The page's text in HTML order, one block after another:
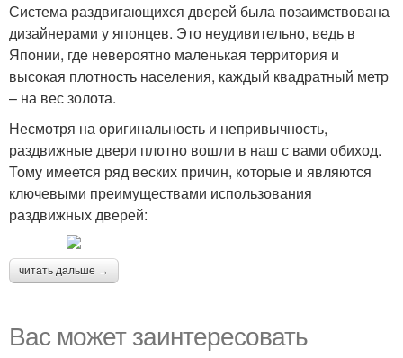
Система раздвигающихся дверей была позаимствована
дизайнерами у японцев. Это неудивительно, ведь в
Японии, где невероятно маленькая территория и
высокая плотность населения, каждый квадратный метр
– на вес золота.
Несмотря на оригинальность и непривычность,
раздвижные двери плотно вошли в наш с вами обиход.
Тому имеется ряд веских причин, которые и являются
ключевыми преимуществами использования
раздвижных дверей:
читать дальше →
Вас может заинтересовать